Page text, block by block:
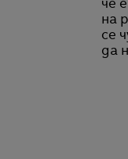
че
на
се
да